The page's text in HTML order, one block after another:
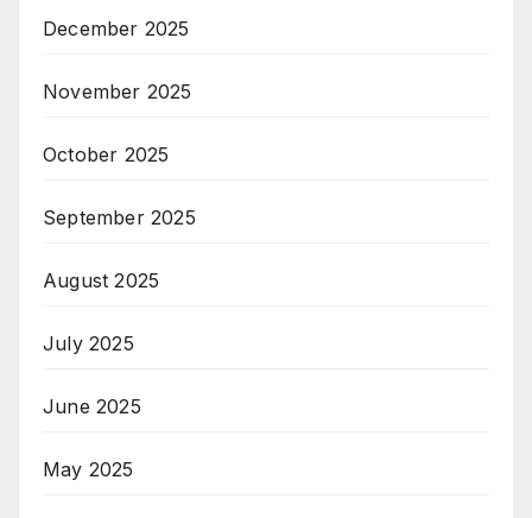
December 2025
November 2025
October 2025
September 2025
August 2025
July 2025
June 2025
May 2025